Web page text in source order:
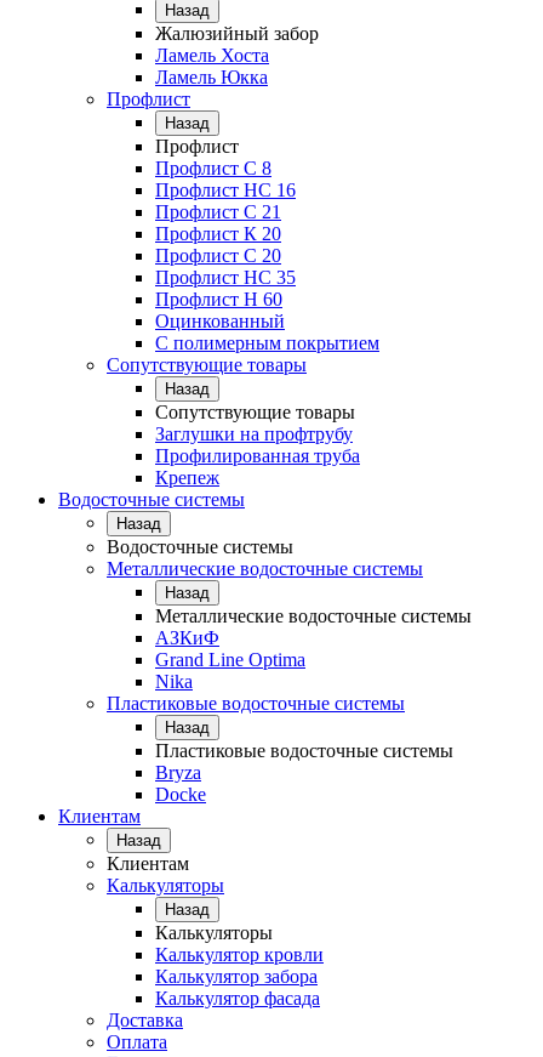
Назад
Жалюзийный забор
Ламель Хоста
Ламель Юкка
Профлист
Назад
Профлист
Профлист С 8
Профлист НС 16
Профлист C 21
Профлист К 20
Профлист С 20
Профлист НС 35
Профлист Н 60
Оцинкованный
С полимерным покрытием
Сопутствующие товары
Назад
Сопутствующие товары
Заглушки на профтрубу
Профилированная труба
Крепеж
Водосточные системы
Назад
Водосточные системы
Металлические водосточные системы
Назад
Металлические водосточные системы
АЗКиФ
Grand Line Optima
Nika
Пластиковые водосточные системы
Назад
Пластиковые водосточные системы
Bryza
Docke
Клиентам
Назад
Клиентам
Калькуляторы
Назад
Калькуляторы
Калькулятор кровли
Калькулятор забора
Калькулятор фасада
Доставка
Оплата